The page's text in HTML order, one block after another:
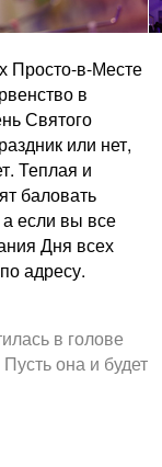
Просто-в-Месте
в
Святого
или нет,
Теплая и
баловать
если вы все
Дня всех
адресу.
в голове
она и будет